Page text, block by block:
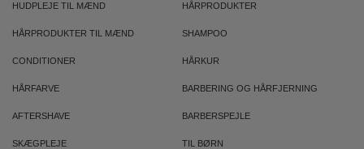
HUDPLEJE TIL MÆND HÅRPRODUKTER
HÅRPRODUKTER TIL MÆND SHAMPOO
CONDITIONER HÅRKUR
HÅRFARVE BARBERING OG HÅRFJERNING
AFTERSHAVE BARBERSPEJLE
SKÆGPLEJE TIL BØRN